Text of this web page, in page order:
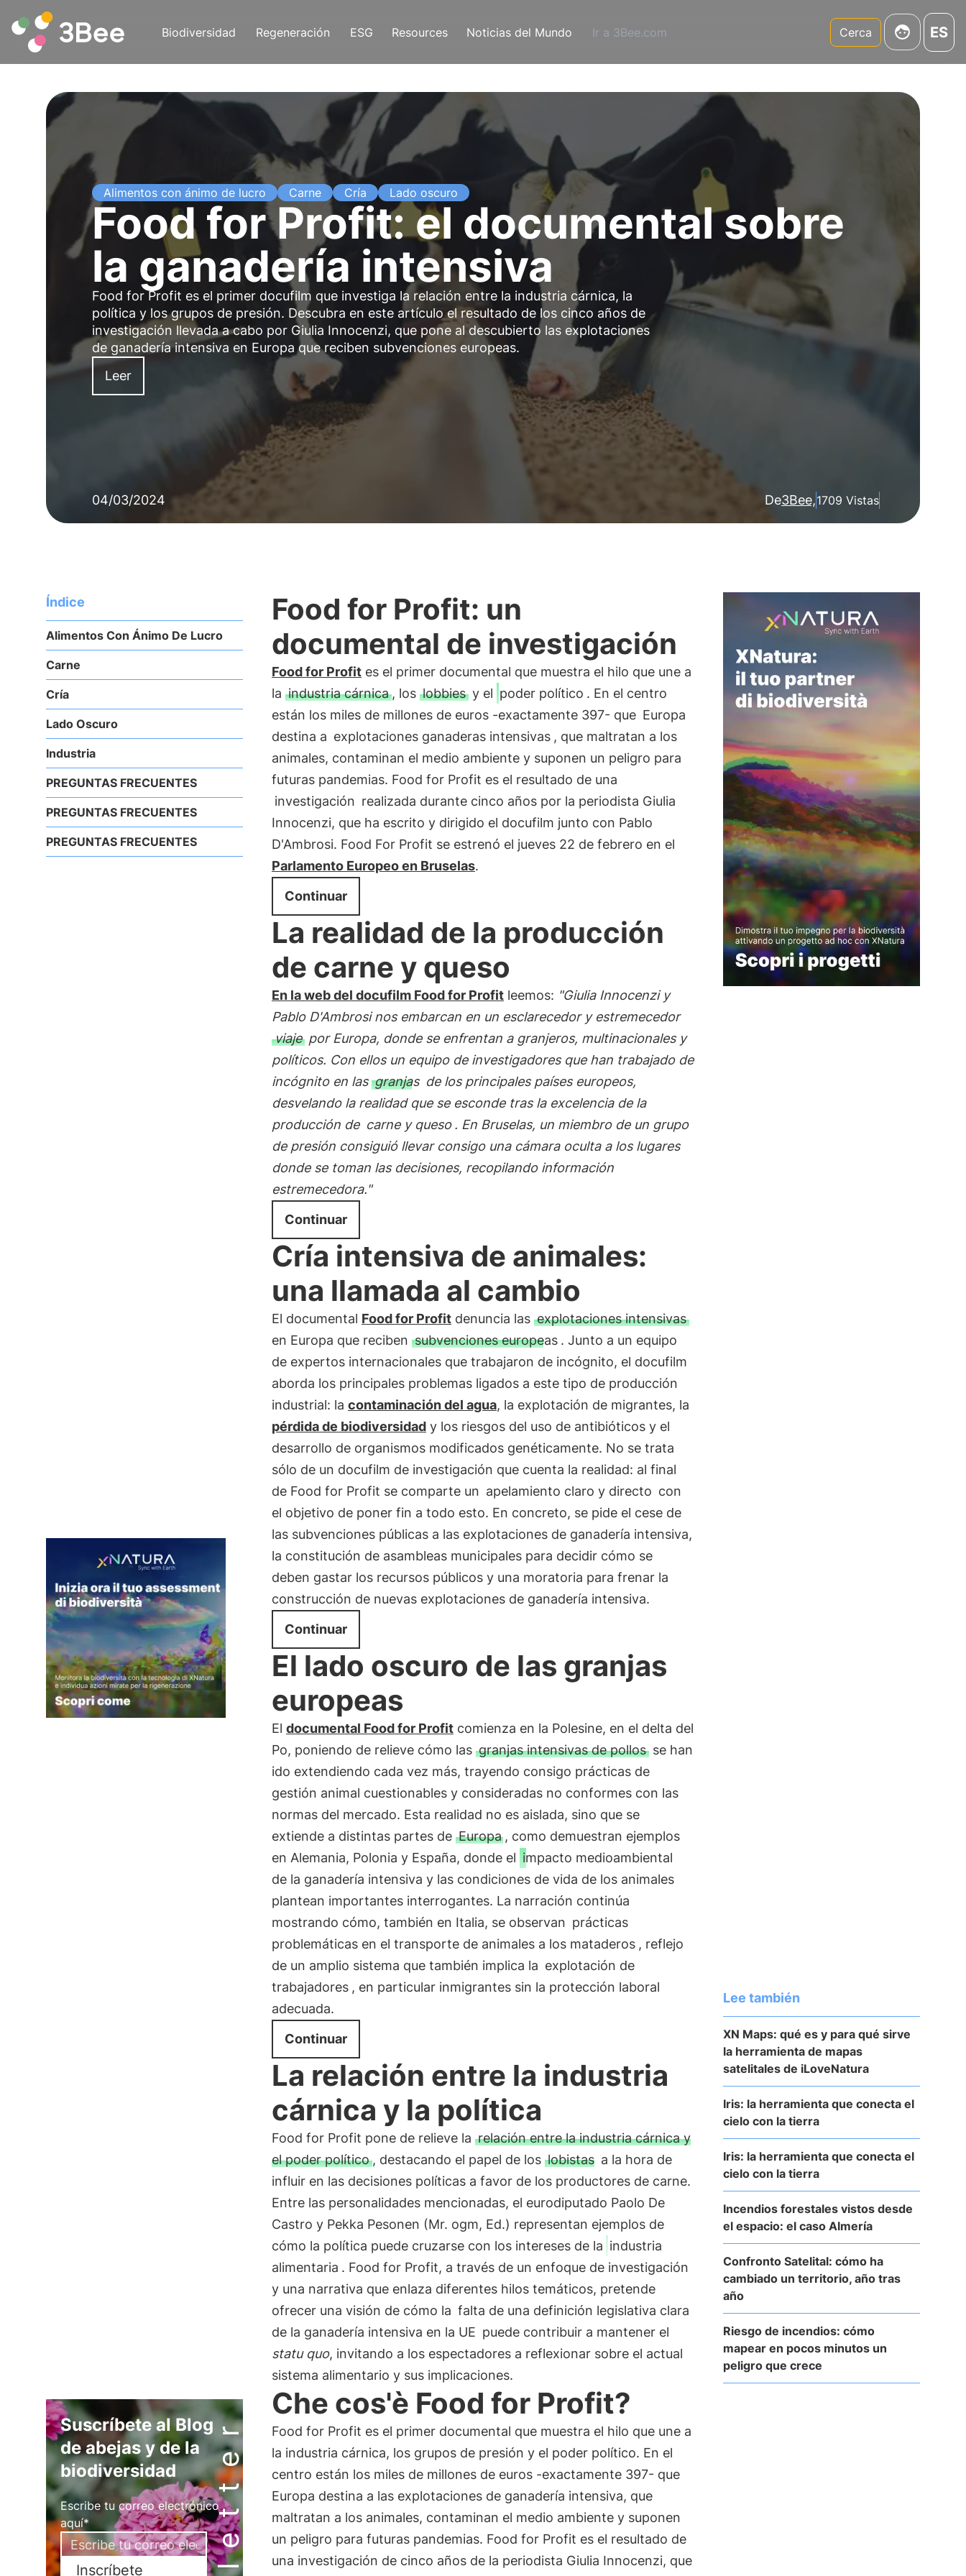
Biodiversidad Regeneración ESG Resources Noticias del Mundo Ir a 3Bee.com Cerca ES
Alimentos con ánimo de lucro Carne Cría Lado oscuro
Food for Profit: el documental sobre
la ganadería intensiva
Food for Profit es el primer docufilm que investiga la relación entre la industria cárnica, la
política y los grupos de presión. Descubra en este artículo el resultado de los cinco años de
investigación llevada a cabo por Giulia Innocenzi, que pone al descubierto las explotaciones
de ganadería intensiva en Europa que reciben subvenciones europeas.
Leer
04/03/2024 De3Bee,1709 Vistas
Índice
Alimentos Con Ánimo De Lucro
Carne
Cría
Lado Oscuro
Industria
PREGUNTAS FRECUENTES
PREGUNTAS FRECUENTES
PREGUNTAS FRECUENTES
Suscríbete al Blog
de abejas y de la
biodiversidad
Escribe tu correo electrónico
aquí*
Inscríbete
Food for Profit: un
documental de investigación
Food for Profites el primer documental que muestra el hilo que une a
la industria cárnica, los lobbiesy el poder político . En el centro
están los miles de millones de euros -exactamente 397- que Europa
destina a explotaciones ganaderas intensivas , que maltratan a los
animales, contaminan el medio ambiente y suponen un peligro para
futuras pandemias. Food for Profit es el resultado de una
investigación realizada durante cinco años por la periodista Giulia
Innocenzi, que ha escrito y dirigido el docufilm junto con Pablo
D'Ambrosi. Food For Profit se estrenó el jueves 22 de febrero en el
Parlamento Europeo en Bruselas.
Continuar
La realidad de la producción
de carne y queso
En la web del docufilm Food for Profitleemos: "Giulia Innocenzi y
Pablo D'Ambrosi nos embarcan en un esclarecedor y estremecedor
viajepor Europa, donde se enfrentan a granjeros, multinacionales y
políticos. Con ellos un equipo de investigadores que han trabajado de
incógnito en las granjas de los principales países europeos,
desvelando la realidad que se esconde tras la excelencia de la
producción de carne y queso . En Bruselas, un miembro de un grupo
de presión consiguió llevar consigo una cámara oculta a los lugares
donde se toman las decisiones, recopilando información
estremecedora."
Continuar
Cría intensiva de animales:
una llamada al cambio
El documental Food for Profitdenuncia las explotaciones intensivas
en Europa que reciben subvenciones europeas . Junto a un equipo
de expertos internacionales que trabajaron de incógnito, el docufilm
aborda los principales problemas ligados a este tipo de producción
industrial: la contaminación del agua, la explotación de migrantes, la
pérdida de biodiversidady los riesgos del uso de antibióticos y el
desarrollo de organismos modificados genéticamente. No se trata
sólo de un docufilm de investigación que cuenta la realidad: al final
de Food for Profit se comparte un apelamiento claro y directo con
el objetivo de poner fin a todo esto. En concreto, se pide el cese de
las subvenciones públicas a las explotaciones de ganadería intensiva,
la constitución de asambleas municipales para decidir cómo se
deben gastar los recursos públicos y una moratoria para frenar la
construcción de nuevas explotaciones de ganadería intensiva.
Continuar
El lado oscuro de las granjas
europeas
El documental Food for Profitcomienza en la Polesine, en el delta del
Po, poniendo de relieve cómo las granjas intensivas de pollosse han
ido extendiendo cada vez más, trayendo consigo prácticas de
gestión animal cuestionables y consideradas no conformes con las
normas del mercado. Esta realidad no es aislada, sino que se
extiende a distintas partes de Europa , como demuestran ejemplos
en Alemania, Polonia y España, donde el impacto medioambiental
de la ganadería intensiva y las condiciones de vida de los animales
plantean importantes interrogantes. La narración continúa
mostrando cómo, también en Italia, se observan prácticas
problemáticas en el transporte de animales a los mataderos , reflejo
de un amplio sistema que también implica la explotación de
trabajadores , en particular inmigrantes sin la protección laboral
adecuada.
Continuar
La relación entre la industria
cárnica y la política
Food for Profit pone de relieve la relación entre la industria cárnica y
el poder político, destacando el papel de los lobistas a la hora de
influir en las decisiones políticas a favor de los productores de carne.
Entre las personalidades mencionadas, el eurodiputado Paolo De
Castro y Pekka Pesonen (Mr. ogm, Ed.) representan ejemplos de
cómo la política puede cruzarse con los intereses de la industria
alimentaria . Food for Profit, a través de un enfoque de investigación
y una narrativa que enlaza diferentes hilos temáticos, pretende
ofrecer una visión de cómo la falta de una definición legislativa clara
de la ganadería intensiva en la UE puede contribuir a mantener el
statu quo, invitando a los espectadores a reflexionar sobre el actual
sistema alimentario y sus implicaciones.
Che cos'è Food for Profit?
Food for Profit es el primer documental que muestra el hilo que une a
la industria cárnica, los grupos de presión y el poder político. En el
centro están los miles de millones de euros -exactamente 397- que
Europa destina a las explotaciones de ganadería intensiva, que
maltratan a los animales, contaminan el medio ambiente y suponen
un peligro para futuras pandemias. Food for Profit es el resultado de
una investigación de cinco años de la periodista Giulia Innocenzi, que
Lee también
XN Maps: qué es y para qué sirve
la herramienta de mapas
satelitales de iLoveNatura
Iris: la herramienta que conecta el
cielo con la tierra
Iris: la herramienta que conecta el
cielo con la tierra
Incendios forestales vistos desde
el espacio: el caso Almería
Confronto Satelital: cómo ha
cambiado un territorio, año tras
año
Riesgo de incendios: cómo
mapear en pocos minutos un
peligro que crece